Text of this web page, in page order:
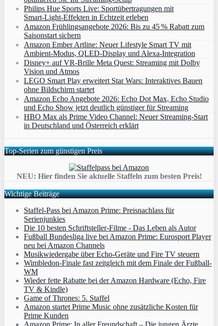
Philips Hue Sports Live: Sportübertragungen mit
Smart‑Light‑Effekten in Echtzeit erleben
Amazon Frühlingsangebote 2026: Bis zu 45 % Rabatt zum
Saisonstart sichern
Amazon Ember Artline: Neuer Lifestyle Smart TV mit
Ambient‑Modus, QLED‑Display und Alexa‑Integration
Disney+ auf VR-Brille Meta Quest: Streaming mit Dolby
Vision und Atmos
LEGO Smart Play erweitert Star Wars: Interaktives Bauen
ohne Bildschirm startet
Amazon Echo Angebote 2026: Echo Dot Max, Echo Studio
und Echo Show jetzt deutlich günstiger für Streaming
HBO Max als Prime Video Channel: Neuer Streaming‑Start
in Deutschland und Österreich erklärt
Top-Serien zum günstigen Preis
NEU: Hier finden Sie aktuelle Staffeln zum besten Preis!
Wichtige Beiträge
Staffel-Pass bei Amazon Prime: Preisnachlass für
Serienjunkies
Die 10 besten Schriftsteller-Filme - Das Leben als Autor
Fußball Bundesliga live bei Amazon Prime: Eurosport Player
neu bei Amazon Channels
Musikwiedergabe über Echo-Geräte und Fire TV steuern
Wimbledon-Finale fast zeitgleich mit dem Finale der Fußball-
WM
Wieder fette Rabatte bei der Amazon Hardware (Echo, Fire
TV & Kindle)
Game of Thrones: 5. Staffel
Amazon startet Prime Music ohne zusätzliche Kosten für
Prime Kunden
Amazon Prime: In aller Freundschaft – Die jungen Ärzte